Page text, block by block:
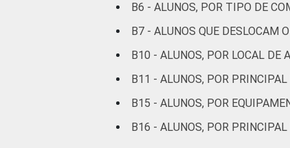
B6 - ALUNOS, POR TIPO DE
B7 - ALUNOS QUE DESLOCAM
B10 - ALUNOS, POR LOCAL DE
B11 - ALUNOS, POR
B15 - ALUNOS, POR
B16 - ALUNOS, POR